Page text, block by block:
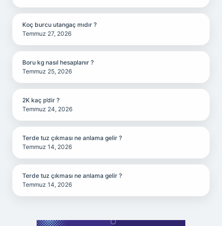
Koç burcu utangaç mıdır ?
Temmuz 27, 2026
Boru kg nasıl hesaplanır ?
Temmuz 25, 2026
2K kaç p’dir ?
Temmuz 24, 2026
Terde tuz çıkması ne anlama gelir ?
Temmuz 14, 2026
Terde tuz çıkması ne anlama gelir ?
Temmuz 14, 2026